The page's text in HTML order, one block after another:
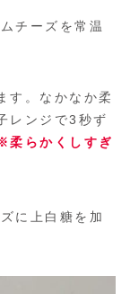
チーズを常温
す。なかなか柔
レンジで3秒ず
柔らかくしすぎ
に上白糖を加